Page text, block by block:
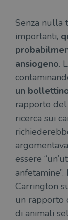
Senza nulla
importanti,
ansiogeno.
un
rapporto
ricerca sui
essere
Carrington
un rapporto
di animali